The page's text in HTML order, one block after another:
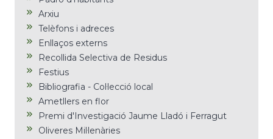
Arxiu
Telèfons i adreces
Enllaços externs
Recollida Selectiva de Residus
Festius
Bibliografia - Col·lecció local
Ametllers en flor
Premi d'Investigació Jaume Lladó i Ferragut
Oliveres Mil·lenàries